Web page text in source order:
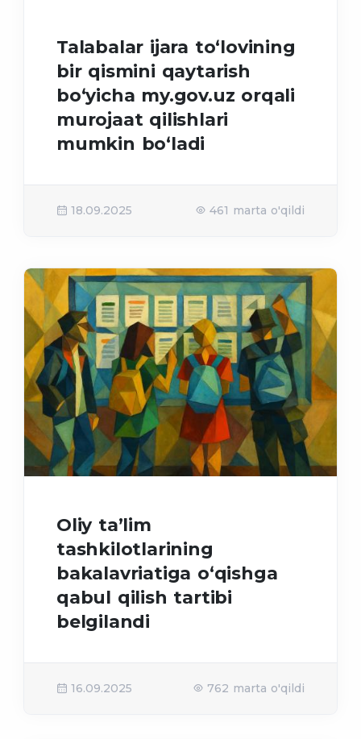
Talabalar ijara to‘lovining
bir qismini qaytarish
bo‘yicha my.gov.uz orqali
murojaat qilishlari
mumkin bo‘ladi
18.09.2025 461 marta o'qildi
Oliy taʼlim
tashkilotlarining
bakalavriatiga o‘qishga
qabul qilish tartibi
belgilandi
16.09.2025 762 marta o'qildi